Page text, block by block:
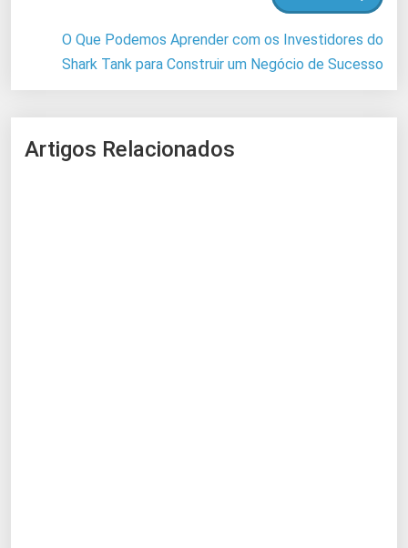
O Que Podemos Aprender com os Investidores do
Shark Tank para Construir um Negócio de Sucesso
Artigos Relacionados